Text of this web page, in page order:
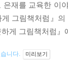
은재를 교육한 이
그림책처럼』
게 그림책처럼』
니다. 미리보기